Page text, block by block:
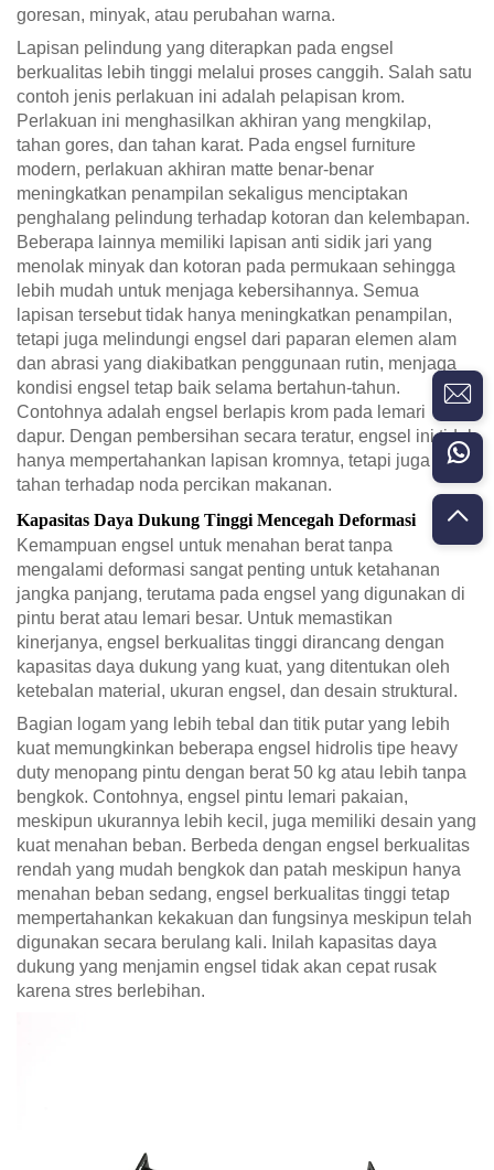
goresan, minyak, atau perubahan warna.
Lapisan pelindung yang diterapkan pada engsel
berkualitas lebih tinggi melalui proses canggih. Salah satu
contoh jenis perlakuan ini adalah pelapisan krom.
Perlakuan ini menghasilkan akhiran yang mengkilap,
tahan gores, dan tahan karat. Pada engsel furniture
modern, perlakuan akhiran matte benar-benar
meningkatkan penampilan sekaligus menciptakan
penghalang pelindung terhadap kotoran dan kelembapan.
Beberapa lainnya memiliki lapisan anti sidik jari yang
menolak minyak dan kotoran pada permukaan sehingga
lebih mudah untuk menjaga kebersihannya. Semua
lapisan tersebut tidak hanya meningkatkan penampilan,
tetapi juga melindungi engsel dari paparan elemen alam
dan abrasi yang diakibatkan penggunaan rutin, menjaga
kondisi engsel tetap baik selama bertahun-tahun.
Contohnya adalah engsel berlapis krom pada lemari
dapur. Dengan pembersihan secara teratur, engsel ini tidak
hanya mempertahankan lapisan kromnya, tetapi juga
tahan terhadap noda percikan makanan.
Kapasitas Daya Dukung Tinggi Mencegah Deformasi
Kemampuan engsel untuk menahan berat tanpa
mengalami deformasi sangat penting untuk ketahanan
jangka panjang, terutama pada engsel yang digunakan di
pintu berat atau lemari besar. Untuk memastikan
kinerjanya, engsel berkualitas tinggi dirancang dengan
kapasitas daya dukung yang kuat, yang ditentukan oleh
ketebalan material, ukuran engsel, dan desain struktural.
Bagian logam yang lebih tebal dan titik putar yang lebih
kuat memungkinkan beberapa engsel hidrolis tipe heavy
duty menopang pintu dengan berat 50 kg atau lebih tanpa
bengkok. Contohnya, engsel pintu lemari pakaian,
meskipun ukurannya lebih kecil, juga memiliki desain yang
kuat menahan beban. Berbeda dengan engsel berkualitas
rendah yang mudah bengkok dan patah meskipun hanya
menahan beban sedang, engsel berkualitas tinggi tetap
mempertahankan kekakuan dan fungsinya meskipun telah
digunakan secara berulang kali. Inilah kapasitas daya
dukung yang menjamin engsel tidak akan cepat rusak
karena stres berlebihan.